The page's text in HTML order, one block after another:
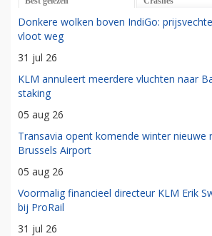
Donkere wolken boven IndiGo:
vloot weg
31 jul 26
KLM annuleert meerdere vluchten naar
staking
05 aug 26
Transavia opent komende winter nieuwe
Brussels Airport
05 aug 26
Voormalig financieel directeur KLM Erik
bij ProRail
31 jul 26